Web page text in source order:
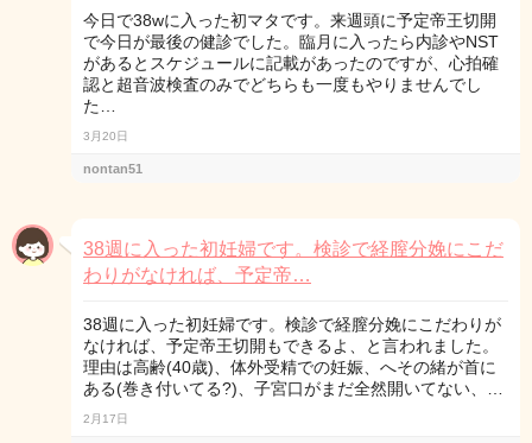
今日で38wに入った初マタです。来週頭に予定帝王切開
で今日が最後の健診でした。臨月に入ったら内診やNST
があるとスケジュールに記載があったのですが、心拍確
認と超音波検査のみでどちらも一度もやりませんでし
た…
3月20日
nontan51
38週に入った初妊婦です。検診で経膣分娩にこだ
わりがなければ、予定帝…
38週に入った初妊婦です。検診で経膣分娩にこだわりが
なければ、予定帝王切開もできるよ、と言われました。
理由は高齢(40歳)、体外受精での妊娠、へその緒が首に
ある(巻き付いてる?)、子宮口がまだ全然開いてない、…
2月17日